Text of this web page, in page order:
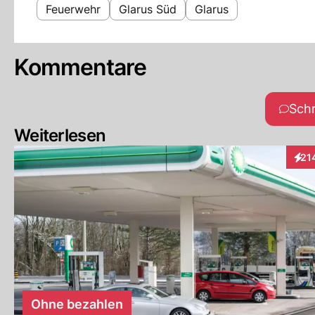
Feuerwehr Glarus Süd Glarus
Kommentare
Weiterlesen
Ohne bezahlen